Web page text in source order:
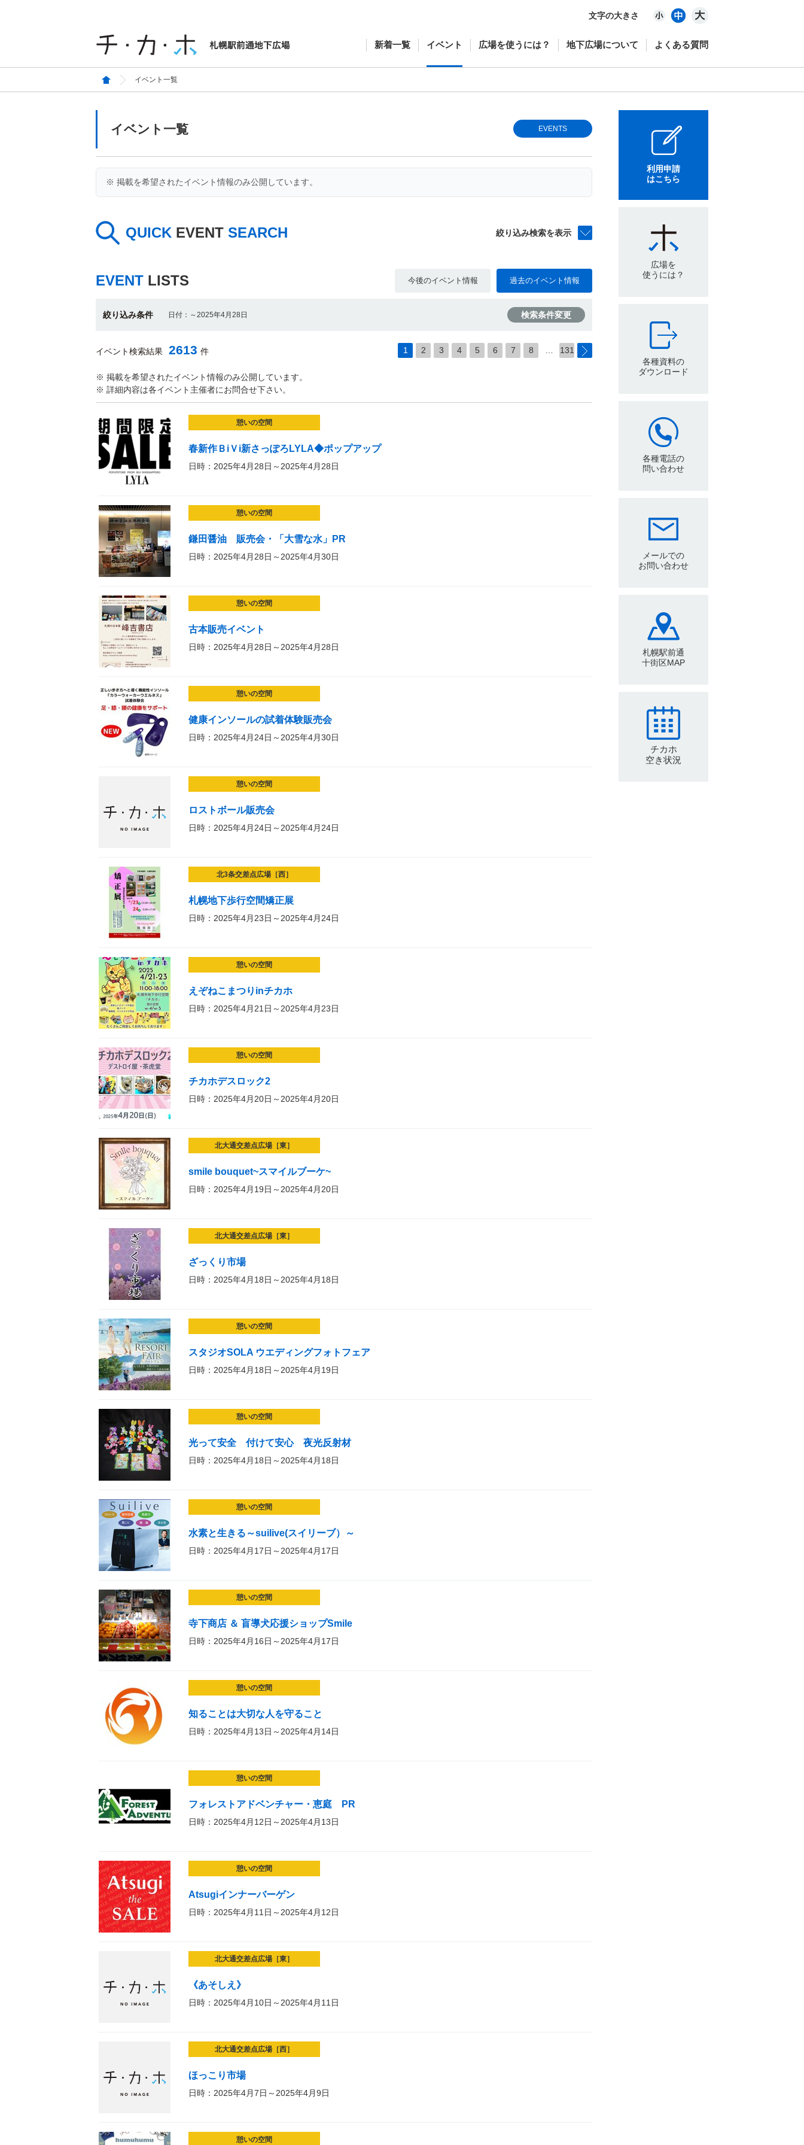
文字の大きさ
新着一覧 イベント 広場を使うには？ 地下広場について よくある質問
イベント一覧
イベント一覧 EVENTS
※ 掲載を希望されたイベント情報のみ公開しています。
QUICK EVENT SEARCH 絞り込み検索を表示
EVENT LISTS 今後のイベント情報 過去のイベント情報
絞り込み条件 日付：～2025年4月28日 検索条件変更
イベント検索結果 2613 件 1 2 3 4 5 6 7 8 131
※ 掲載を希望されたイベント情報のみ公開しています。
※ 詳細内容は各イベント主催者にお問合せ下さい。
憩いの空間
春新作ＢiＶi新さっぽろLYLA◆ポップアップ
日時：2025年4月28日～2025年4月28日
憩いの空間
鎌田醤油 販売会・「大雪な水」PR
日時：2025年4月28日～2025年4月30日
憩いの空間
古本販売イベント
日時：2025年4月28日～2025年4月28日
憩いの空間
健康インソールの試着体験販売会
日時：2025年4月24日～2025年4月30日
憩いの空間
ロストボール販売会
日時：2025年4月24日～2025年4月24日
北3条交差点広場［西］
札幌地下歩行空間矯正展
日時：2025年4月23日～2025年4月24日
憩いの空間
えぞねこまつりinチカホ
日時：2025年4月21日～2025年4月23日
憩いの空間
チカホデスロック2
日時：2025年4月20日～2025年4月20日
北大通交差点広場［東］
smile bouquet~スマイルブーケ~
日時：2025年4月19日～2025年4月20日
北大通交差点広場［東］
ざっくり市場
日時：2025年4月18日～2025年4月18日
憩いの空間
スタジオSOLA ウエディングフォトフェア
日時：2025年4月18日～2025年4月19日
憩いの空間
光って安全 付けて安心 夜光反射材
日時：2025年4月18日～2025年4月18日
憩いの空間
水素と生きる～suilive(スイリーブ）～
日時：2025年4月17日～2025年4月17日
憩いの空間
寺下商店 ＆ 盲導犬応援ショップSmile
日時：2025年4月16日～2025年4月17日
憩いの空間
知ることは大切な人を守ること
日時：2025年4月13日～2025年4月14日
憩いの空間
フォレストアドベンチャー・恵庭 PR
日時：2025年4月12日～2025年4月13日
憩いの空間
Atsugiインナーバーゲン
日時：2025年4月11日～2025年4月12日
北大通交差点広場［東］
《あそしえ》
日時：2025年4月10日～2025年4月11日
北大通交差点広場［西］
ほっこり市場
日時：2025年4月7日～2025年4月9日
憩いの空間
利用申請
はこちら
広場を
使うには？
各種資料の
ダウンロード
各種電話の
問い合わせ
メールでの
お問い合わせ
札幌駅前通
十街区MAP
チカホ
空き状況